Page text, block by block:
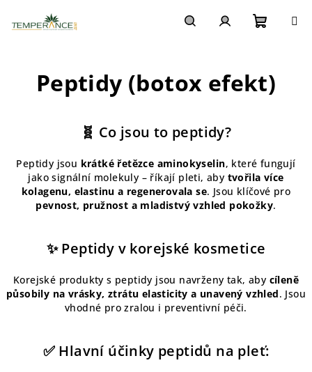
obsah
košík
Peptidy (botox efekt)
🧬 Co jsou to peptidy?
Peptidy jsou krátké řetězce aminokyselin, které fungují
jako signální molekuly – říkají pleti, aby tvořila více
kolagenu, elastinu a regenerovala se. Jsou klíčové pro
pevnost, pružnost a mladistvý vzhled pokožky.
✨ Peptidy v korejské kosmetice
Korejské produkty s peptidy jsou navrženy tak, aby cíleně
působily na vrásky, ztrátu elasticity a unavený vzhled. Jsou
vhodné pro zralou i preventivní péči.
✅ Hlavní účinky peptidů na pleť: